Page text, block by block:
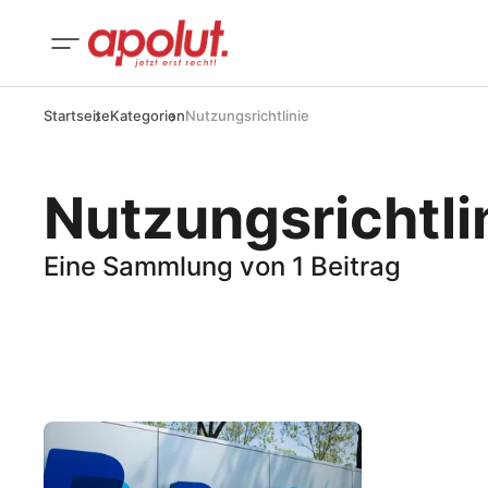
StartseiteKategorienNutzungsrichtlinie
Eine Sammlung von 1 Beitrag